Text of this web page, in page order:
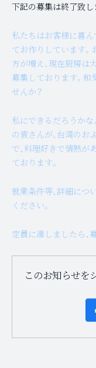
下記の募集は終了致し
私たちはお客様に喜
てお作りしています
方が増え、現在厨房は
募集しております。
せんか？
私にできるだろうか
の袁さんが、台湾のお
で、料理好きで情熱が
ております。
就業条件等、詳細につ
ください。
定員に達しましたら、
このお知らせを